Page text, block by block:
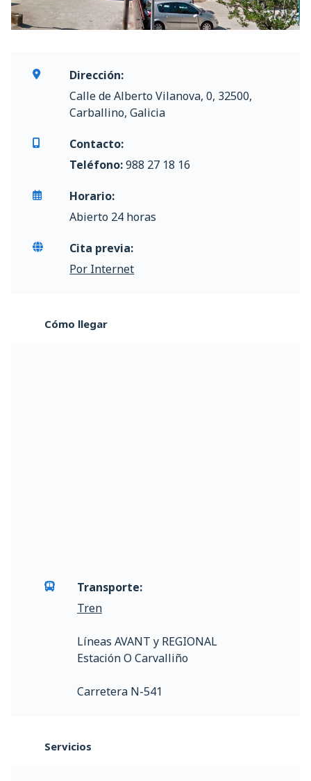
Dirección:
Calle de Alberto Vilanova, 0, 32500,
Carballino, Galicia
Contacto:
Teléfono:988 27 18 16
Horario:
Abierto 24 horas
Cita previa:
Por Internet
Cómo llegar
Transporte:
Tren
Líneas AVANT y REGIONAL
Estación O Carvalliño
Carretera N-541
Servicios